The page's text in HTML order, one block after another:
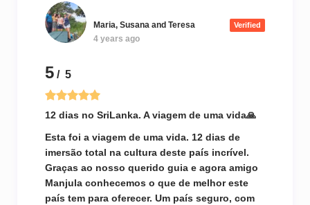
Maria, Susana and Teresa Verified
4 years ago
5 / 5
12 dias no SriLanka. A viagem de uma vida🙏
Esta foi a viagem de uma vida. 12 dias de
imersão total na cultura deste país incrível.
Graças ao nosso querido guia e agora amigo
Manjula conhecemos o que de melhor este
país tem para oferecer. Um país seguro, com